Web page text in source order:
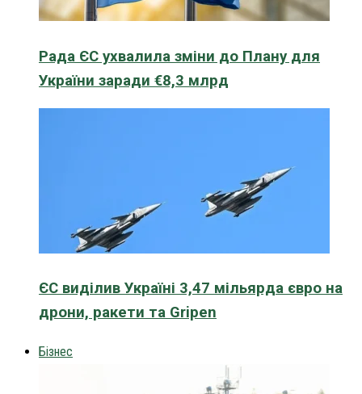
Рада ЄС ухвалила зміни до Плану для
України заради €8,3 млрд
ЄС виділив Україні 3,47 мільярда євро на
дрони, ракети та Gripen
Бізнес